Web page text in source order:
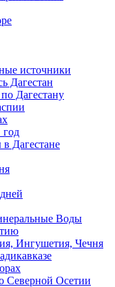
источники
Дагестан
Дагестану
Дагестане
Воды
Ингушетия, Чечня
Северной Осетии